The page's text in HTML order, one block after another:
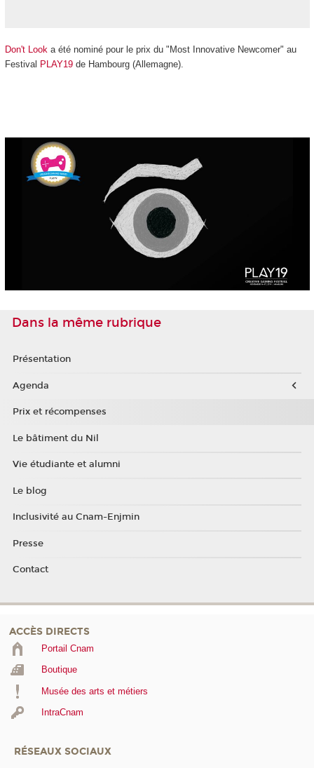
Don't Look a été nominé pour le prix du "Most Innovative Newcomer" au
Festival PLAY19de Hambourg (Allemagne).
Dans la même rubrique
Présentation
Agenda
Prix et récompenses
Le bâtiment du Nil
Vie étudiante et alumni
Le blog
Inclusivité au Cnam-Enjmin
Presse
Contact
ACCÈS DIRECTS
Portail Cnam
Boutique
Musée des arts et métiers
IntraCnam
RÉSEAUX SOCIAUX